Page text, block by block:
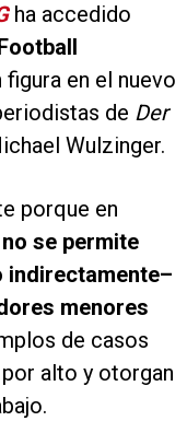
ha accedido
figura en el nuevo
de Der
Wulzinger.
porque en
no se permite
indirectamente–
menores
de casos
alto y otorgan